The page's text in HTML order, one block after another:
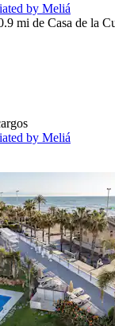
by Meliá
mi de Casa de la
by Meliá